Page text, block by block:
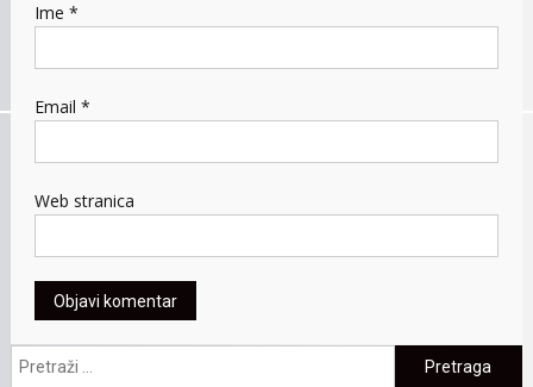
Ime *
Email *
Web stranica
Pretraga: